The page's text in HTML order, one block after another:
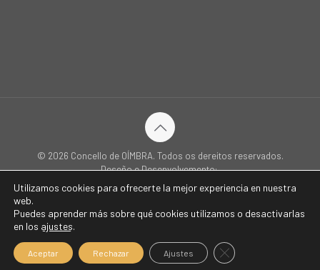
© 2026 Concello de OÍMBRA. Todos os dereitos reservados.
Deseño e Desenvolvemento:
Inicio Concello Sede Electrónica Oímbra
Servizos
Turismo e Patrimonio
Utilizamos cookies para ofrecerte la mejor experiencia en nuestra
web.
Puedes aprender más sobre qué cookies utilizamos o desactivarlas
en los ajustes.
Aceptar Rechazar Ajustes Cerrar el banner de